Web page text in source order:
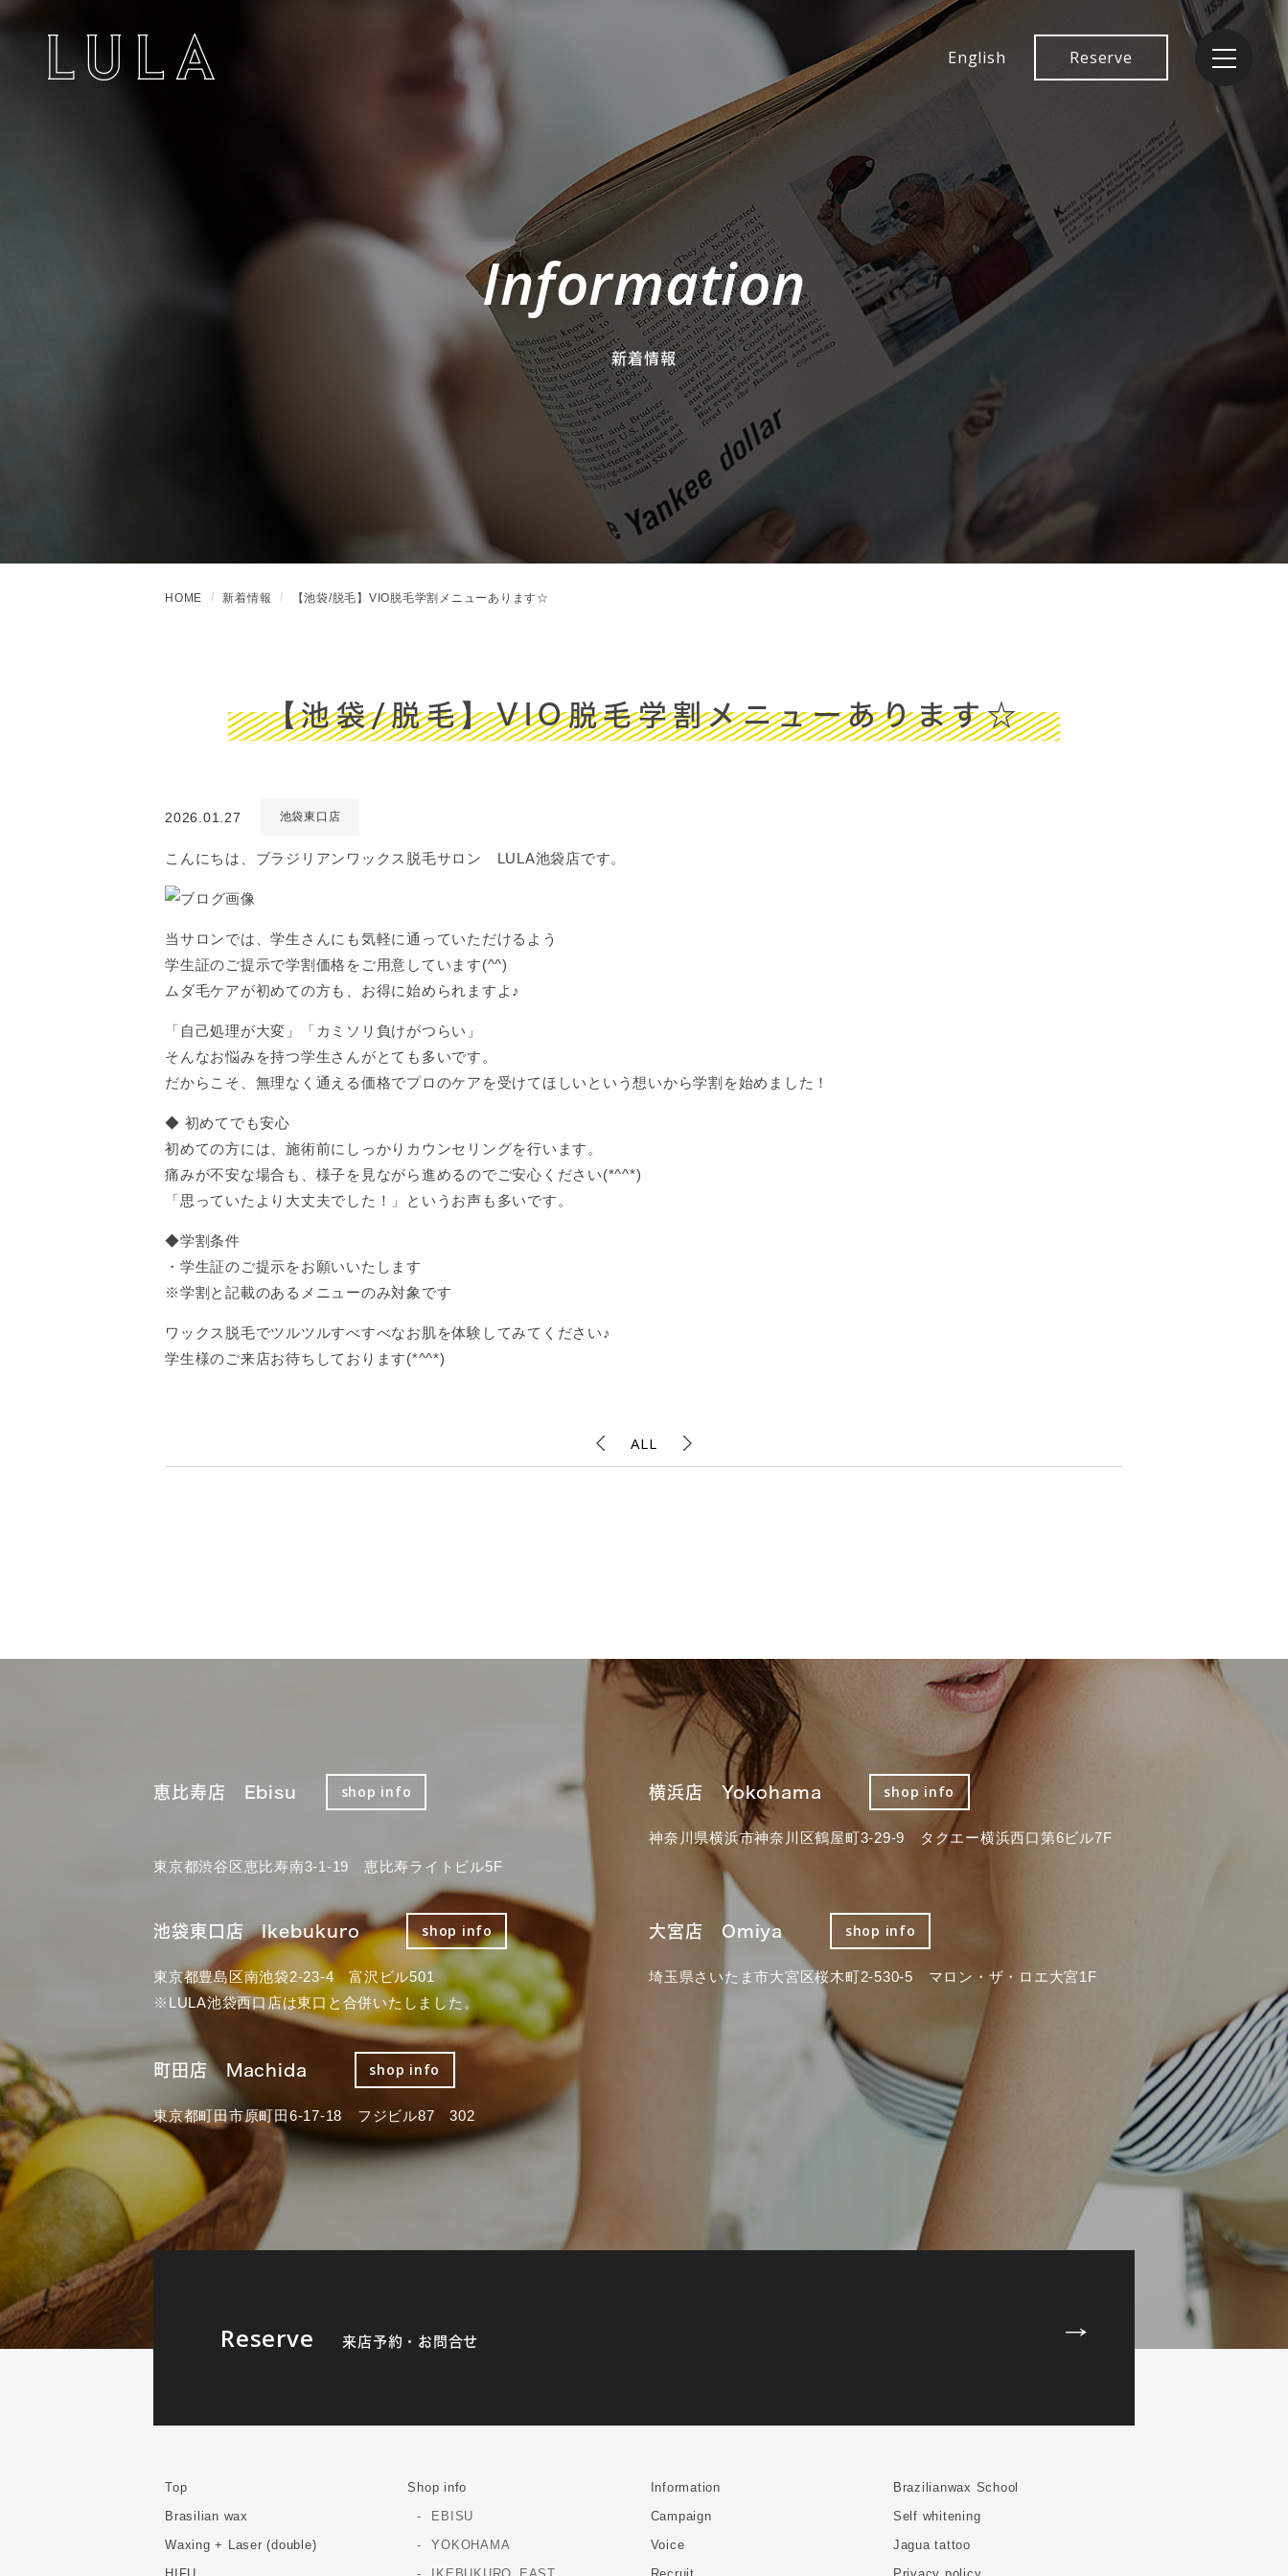
English Reserve
Information
新着情報
HOME 新着情報 【池袋/脱毛】VIO脱毛学割メニューあります☆
【池袋/脱毛】VIO脱毛学割メニューあります☆
2026.01.27 池袋東口店
こんにちは、ブラジリアンワックス脱毛サロン LULA池袋店です。
当サロンでは、学生さんにも気軽に通っていただけるよう
学生証のご提示で学割価格をご用意しています(^^)
ムダ毛ケアが初めての方も、お得に始められますよ♪
「自己処理が大変」「カミソリ負けがつらい」
そんなお悩みを持つ学生さんがとても多いです。
だからこそ、無理なく通える価格でプロのケアを受けてほしいという想いから学割を始めました！
◆ 初めてでも安心
初めての方には、施術前にしっかりカウンセリングを行います。
痛みが不安な場合も、様子を見ながら進めるのでご安心ください(*^^*)
「思っていたより大丈夫でした！」というお声も多いです。
◆学割条件
・学生証のご提示をお願いいたします
※学割と記載のあるメニューのみ対象です
ワックス脱毛でツルツルすべすべなお肌を体験してみてください♪
学生様のご来店お待ちしております(*^^*)
ALL
恵比寿店 Ebisu shop info
東京都渋谷区恵比寿南3-1-19 恵比寿ライトビル5F
横浜店 Yokohama shop info
神奈川県横浜市神奈川区鶴屋町3-29-9 タクエー横浜西口第6ビル7F
池袋東口店 Ikebukuro shop info
東京都豊島区南池袋2-23-4 富沢ビル501
※LULA池袋西口店は東口と合併いたしました。
大宮店 Omiya shop info
埼玉県さいたま市大宮区桜木町2-530-5 マロン・ザ・ロエ大宮1F
町田店 Machida shop info
東京都町田市原町田6-17-18 フジビル87 302
Reserve 来店予約・お問合せ
Top
Brasilian wax
Waxing + Laser (double)
Shop info
EBISU
YOKOHAMA
Information
Campaign
Voice
Brazilianwax School
Self whitening
Jagua tattoo